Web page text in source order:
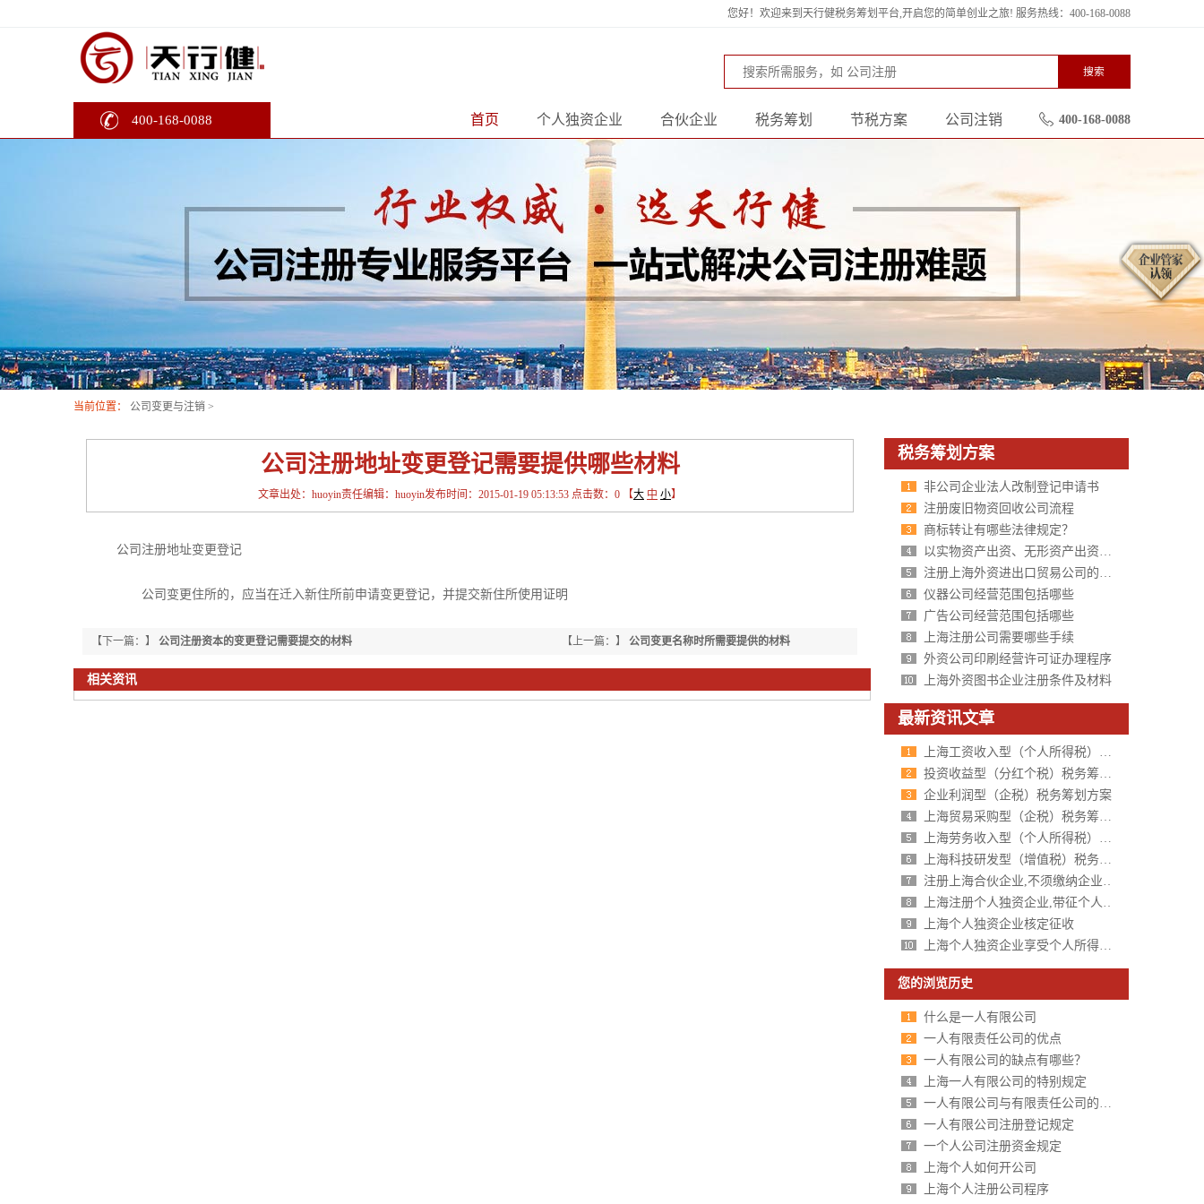
您好！欢迎来到天行健税务筹划平台,开启您的简单创业之旅! 服务热线：400-168-0088
搜索
400-168-0088 400-168-0088
公司注销
节税方案
税务筹划
合伙企业
个人独资企业
首页
当前位置： 公司变更与注销 >
公司注册地址变更登记需要提供哪些材料
文章出处：huoyin责任编辑：huoyin发布时间：2015-01-19 05:13:53 点击数： 0 【大 中 小】
公司注册地址变更登记
公司变更住所的，应当在迁入新住所前申请变更登记，并提交新住所使用证明
【上一篇：】 公司变更名称时所需要提供的材料
【下一篇：】 公司注册资本的变更登记需要提交的材料
相关资讯
税务筹划方案
非公司企业法人改制登记申请书
注册废旧物资回收公司流程
商标转让有哪些法律规定？
以实物资产出资、无形资产出资如何注册公司
注册上海外资进出口贸易公司的经营范围
仪器公司经营范围包括哪些
广告公司经营范围包括哪些
上海注册公司需要哪些手续
外资公司印刷经营许可证办理程序
上海外资图书企业注册条件及材料
最新资讯文章
上海工资收入型（个人所得税）税务筹划方案
投资收益型（分红个税）税务筹划方案
企业利润型（企税）税务筹划方案
上海贸易采购型（企税）税务筹划方案
上海劳务收入型（个人所得税）税务筹划方案
上海科技研发型（增值税）税务筹划方案
注册上海合伙企业,不须缴纳企业所得税,个人所得税核定征收
上海注册个人独资企业,带征个人所得税,财政税收返还扶持40%-50%
上海个人独资企业核定征收
上海个人独资企业享受个人所得税核定征收
您的浏览历史
什么是一人有限公司
一人有限责任公司的优点
一人有限公司的缺点有哪些？
上海一人有限公司的特别规定
一人有限公司与有限责任公司的区别分析
一人有限公司注册登记规定
一个人公司注册资金规定
上海个人如何开公司
上海个人注册公司程序